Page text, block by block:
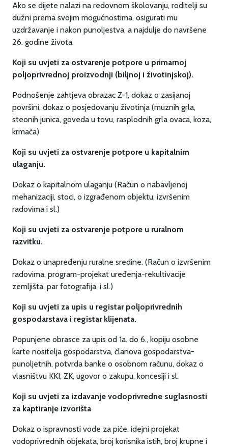
Ako se dijete nalazi na redovnom školovanju, roditelji su
dužni prema svojim mogućnostima, osigurati mu
uzdržavanje i nakon punoljestva, a najdulje do navršene
26. godine života.
Koji su uvjeti za ostvarenje potpore u primarnoj
poljoprivrednoj proizvodnji (biljnoj i životinjskoj).
Podnošenje zahtjeva obrazac Z-1, dokaz o zasijanoj
površini, dokaz o posjedovanju životinja (muznih grla,
steonih junica, goveda u tovu, rasplodnih grla ovaca, koza,
krmača)
Koji su uvjeti za ostvarenje potpore u kapitalnim
ulaganju.
Dokaz o kapitalnom ulaganju (Račun o nabavljenoj
mehanizaciji, stoci, o izgrađenom objektu, izvršenim
radovima i sl.)
Koji su uvjeti za ostvarenje potpore u ruralnom
razvitku.
Dokaz o unapređenju ruralne sredine. (Račun o izvršenim
radovima, program-projekat uređenja-rekultivacije
zemljišta, par fotografija, i sl.)
Koji su uvjeti za upis u registar poljoprivrednih
gospodarstava i registar klijenata.
Popunjene obrasce za upis od 1a. do 6., kopiju osobne
karte nositelja gospodarstva, članova gospodarstva-
punoljetnih, potvrda banke o osobnom računu, dokaz o
vlasništvu KKI, ZK, ugovor o zakupu, koncesiji i sl.
Koji su uvjeti za izdavanje vodoprivredne suglasnosti
za kaptiranje izvorišta
Dokaz o ispravnosti vode za piće, idejni projekat
vodoprivrednih objekata, broj korisnika istih, broj krupne i